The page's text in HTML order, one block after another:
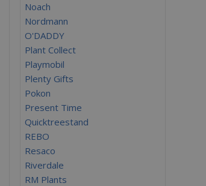
Noach
Nordmann
O'DADDY
Plant Collect
Playmobil
Plenty Gifts
Pokon
Present Time
Quicktreestand
REBO
Resaco
Riverdale
RM Plants